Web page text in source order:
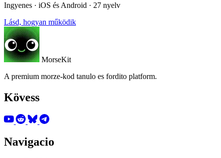
Ingyenes · iOS és Android · 27 nyelv
Lásd, hogyan működik
MorseKit
A premium morze-kod tanulo es fordito platform.
Kövess
Navigacio